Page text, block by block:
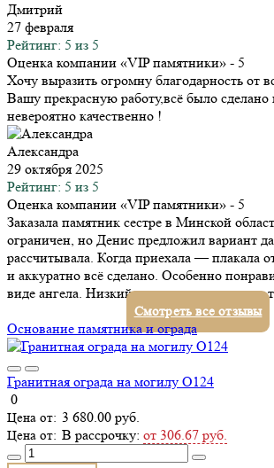
Дмитрий
27 февраля
Рейтинг: 5 из 5
Оценка компании «VIP памятники» - 5
Хочу выразить огромну благодарность от
Вашу прекрасную работу,всё было сделано
невероятно качественно !
Александра
29 октября 2025
Рейтинг: 5 из 5
Оценка компании «VIP памятники» - 5
Заказала памятник сестре в Минской
ограничен, но Денис предложил вариант
рассчитывала. Когда приехала — плакала
и аккуратно всё сделано. Особенно
виде ангела. Низкий поклон за ваш труд и
Смотреть все отзывы
Основание памятника и ограда
Гранитная ограда на могилу О124
0
3 680.00 руб.
В рассрочку: от 306.67 руб.